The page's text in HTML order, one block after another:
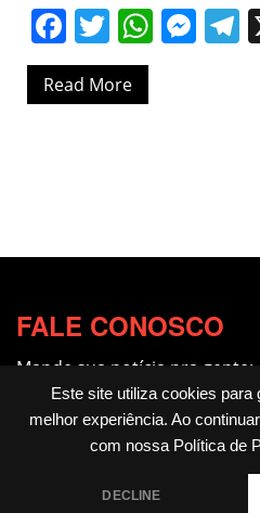
Este site utiliza cookies para
melhor experiência. Ao
com nossa Política de
DECLINE
Facebook
Twitter
Read More
FALE CONOSCO
Mande sua notícia pra gente:
redacao@fotocitando.com.br
Políticas de Privacidade
Fotocitando